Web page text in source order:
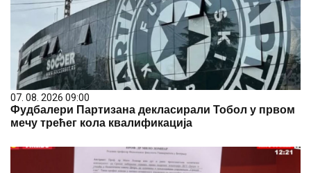
07. 08. 2026 09:00
Фудбалери Партизана декласирали Тобол у првом
мечу трећег кола квалификација